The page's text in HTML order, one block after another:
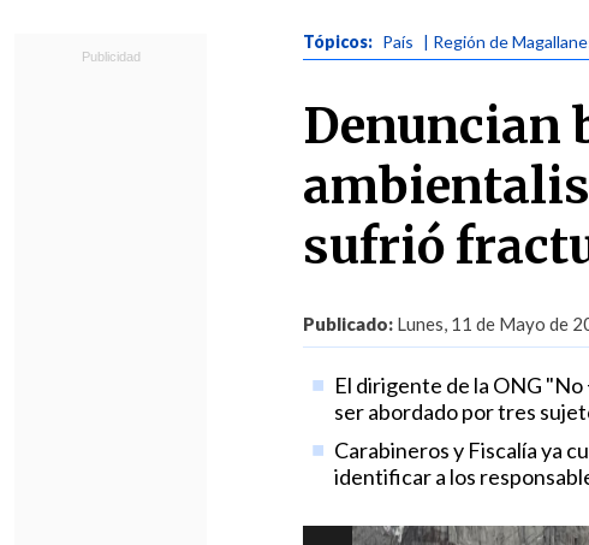
Tópicos: País | Región de
Denuncian
sufrió
Publicado: Lunes, 11 de Mayo de
El dirigente de la ONG
ser abordado por tres
Carabineros y Fiscalía ya
identificar a los